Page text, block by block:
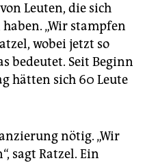
Leuten, die sich
„Wir stampfen
wobei jetzt so
bedeutet. Seit Beginn
hätten sich 60 Leute
nötig. „Wir
sagt Ratzel. Ein